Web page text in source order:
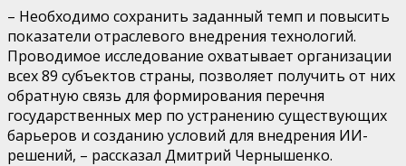
– Необходимо сохранить заданный темп и повысить
показатели отраслевого внедрения технологий.
Проводимое исследование охватывает организации
всех 89 субъектов страны, позволяет получить от них
обратную связь для формирования перечня
государственных мер по устранению существующих
барьеров и созданию условий для внедрения ИИ-
решений, – рассказал Дмитрий Чернышенко.